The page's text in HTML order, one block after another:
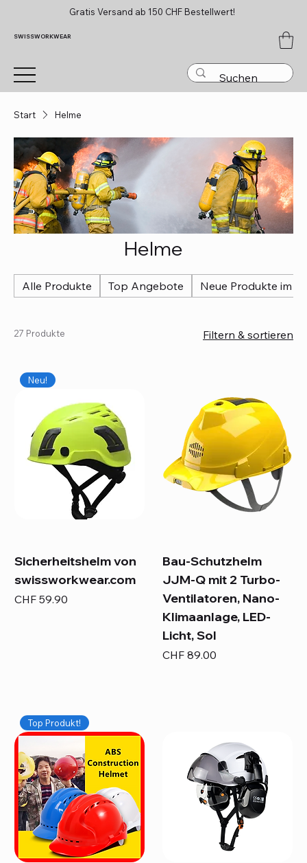
Gratis Versand ab 150 CHF Bestellwert!
SWISSWORKWEAR
Start Helme
Helme
Alle Produkte Top Angebote Neue Produkte im
27 Produkte Filtern & sortieren
Neu!
Sicherheitshelm von
swissworkwear.com
Preis
CHF 59.90
Bau-Schutzhelm
JJM-Q mit 2 Turbo-
Ventilatoren, Nano-
Klimaanlage, LED-
Licht, Sol
Preis
CHF 89.00
Top Produkt!